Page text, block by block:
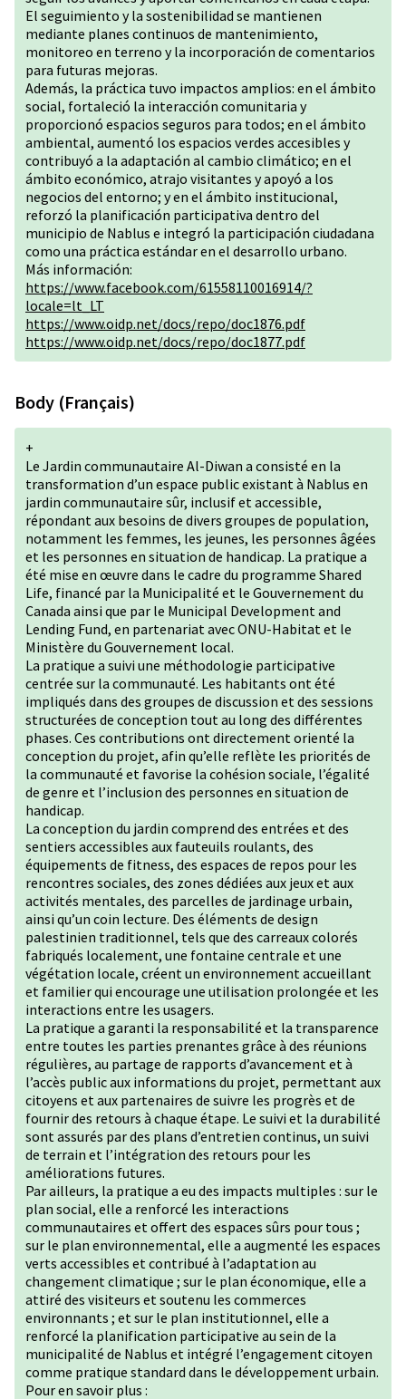
El seguimiento y la sostenibilidad se mantienen
mediante planes continuos de mantenimiento,
monitoreo en terreno y la incorporación de comentarios
para futuras mejoras.
Además, la práctica tuvo impactos amplios: en el ámbito
social, fortaleció la interacción comunitaria y
proporcionó espacios seguros para todos; en el ámbito
ambiental, aumentó los espacios verdes accesibles y
contribuyó a la adaptación al cambio climático; en el
ámbito económico, atrajo visitantes y apoyó a los
negocios del entorno; y en el ámbito institucional,
reforzó la planificación participativa dentro del
municipio de Nablus e integró la participación ciudadana
como una práctica estándar en el desarrollo urbano.
Más información:
https://www.facebook.com/61558110016914/?
locale=lt_LT
https://www.oidp.net/docs/repo/doc1876.pdf
https://www.oidp.net/docs/repo/doc1877.pdf
Body (Français)
+
Le Jardin communautaire Al-Diwan a consisté en la
transformation d’un espace public existant à Nablus en
jardin communautaire sûr, inclusif et accessible,
répondant aux besoins de divers groupes de population,
notamment les femmes, les jeunes, les personnes âgées
et les personnes en situation de handicap. La pratique a
été mise en œuvre dans le cadre du programme Shared
Life, financé par la Municipalité et le Gouvernement du
Canada ainsi que par le Municipal Development and
Lending Fund, en partenariat avec ONU-Habitat et le
Ministère du Gouvernement local.
La pratique a suivi une méthodologie participative
centrée sur la communauté. Les habitants ont été
impliqués dans des groupes de discussion et des sessions
structurées de conception tout au long des différentes
phases. Ces contributions ont directement orienté la
conception du projet, afin qu’elle reflète les priorités de
la communauté et favorise la cohésion sociale, l’égalité
de genre et l’inclusion des personnes en situation de
handicap.
La conception du jardin comprend des entrées et des
sentiers accessibles aux fauteuils roulants, des
équipements de fitness, des espaces de repos pour les
rencontres sociales, des zones dédiées aux jeux et aux
activités mentales, des parcelles de jardinage urbain,
ainsi qu’un coin lecture. Des éléments de design
palestinien traditionnel, tels que des carreaux colorés
fabriqués localement, une fontaine centrale et une
végétation locale, créent un environnement accueillant
et familier qui encourage une utilisation prolongée et les
interactions entre les usagers.
La pratique a garanti la responsabilité et la transparence
entre toutes les parties prenantes grâce à des réunions
régulières, au partage de rapports d’avancement et à
l’accès public aux informations du projet, permettant aux
citoyens et aux partenaires de suivre les progrès et de
fournir des retours à chaque étape. Le suivi et la durabilité
sont assurés par des plans d’entretien continus, un suivi
de terrain et l’intégration des retours pour les
améliorations futures.
Par ailleurs, la pratique a eu des impacts multiples : sur le
plan social, elle a renforcé les interactions
communautaires et offert des espaces sûrs pour tous ;
sur le plan environnemental, elle a augmenté les espaces
verts accessibles et contribué à l’adaptation au
changement climatique ; sur le plan économique, elle a
attiré des visiteurs et soutenu les commerces
environnants ; et sur le plan institutionnel, elle a
renforcé la planification participative au sein de la
municipalité de Nablus et intégré l’engagement citoyen
comme pratique standard dans le développement urbain.
Pour en savoir plus :